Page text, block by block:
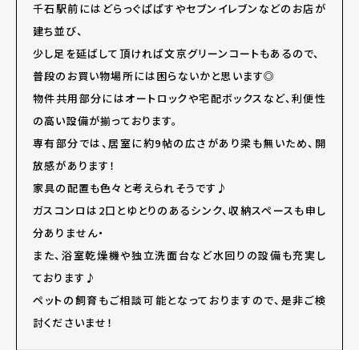
千石駅前にはどらっぐぱぱすやセブンイレブンなどのお店が
建ち並び、
少し足を延ばして頂ければ文京グリーンコートもあるので、
普段のお買い物場所には困らないかと思います◎
物件共用部分にはオートロックや宅配ボックスなど、利便性
の高い設備が揃っております。
専有部分では、居室に約9帖の広さがあり梁も無いため、開
放感があります！
家具の配置も色々と考えられそうです♪
ガスコンロは2口とゆとりのあるシンク、収納スペースも申し
分ありません・
また、浴室乾燥機や独立洗面台など水回りの設備も充実し
ております♪
ペットの飼育もご相談可能となっておりますので、是非ご検
討くださいませ！